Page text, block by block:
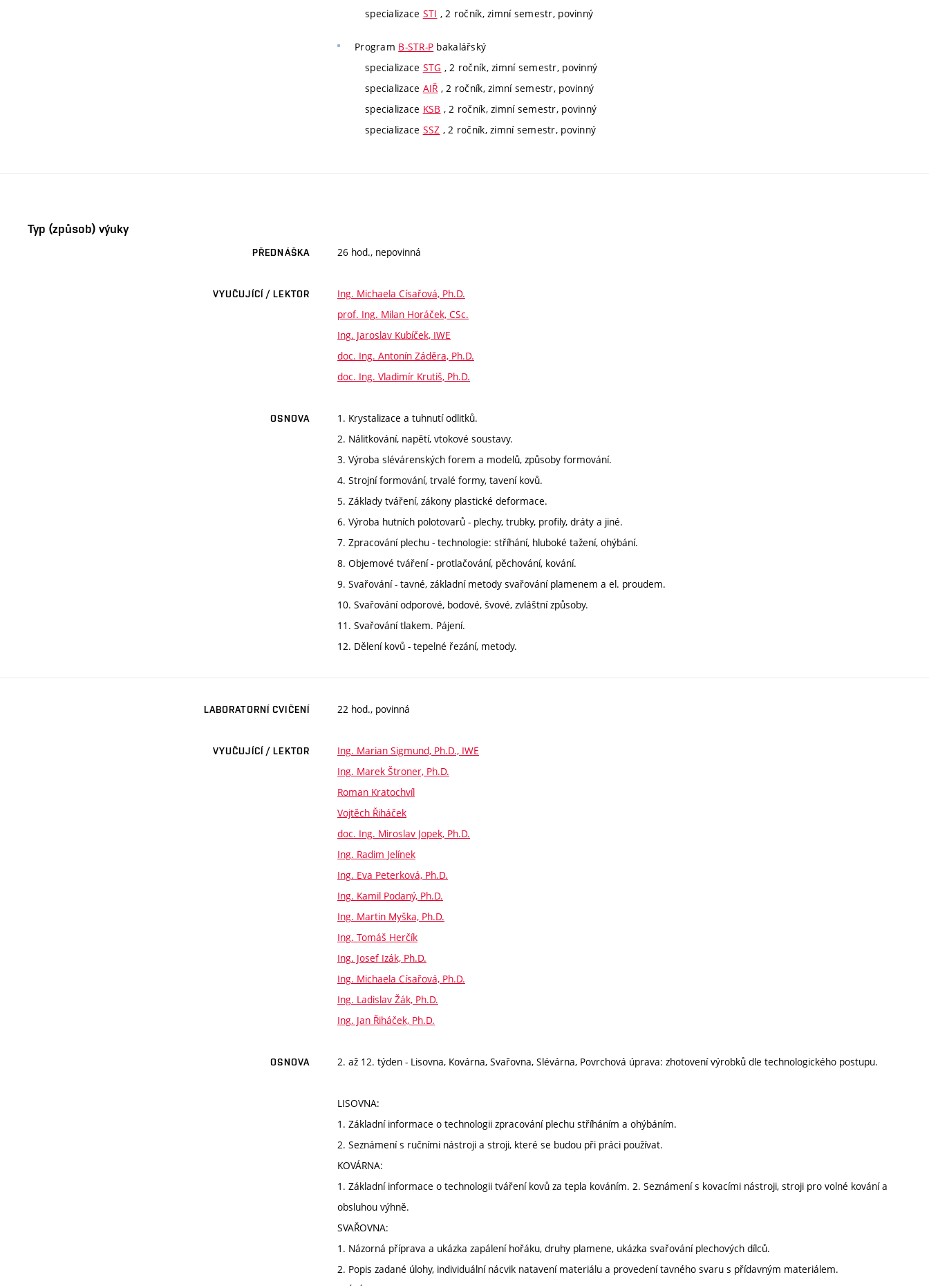
specializace STI , 2 ročník, zimní semestr, povinný
Program B-STR-P bakalářský
specializace STG , 2 ročník, zimní semestr, povinný
specializace AIŘ , 2 ročník, zimní semestr, povinný
specializace KSB , 2 ročník, zimní semestr, povinný
specializace SSZ , 2 ročník, zimní semestr, povinný
Typ (způsob) výuky
PŘEDNÁŠKA 26 hod., nepovinná
VYUČUJÍCÍ / LEKTOR
Ing. Michaela Císařová, Ph.D.
prof. Ing. Milan Horáček, CSc.
Ing. Jaroslav Kubíček, IWE
doc. Ing. Antonín Záděra, Ph.D.
doc. Ing. Vladimír Krutiš, Ph.D.
OSNOVA
1. Krystalizace a tuhnutí odlitků.
2. Nálitkování, napětí, vtokové soustavy.
3. Výroba slévárenských forem a modelů, způsoby formování.
4. Strojní formování, trvalé formy, tavení kovů.
5. Základy tváření, zákony plastické deformace.
6. Výroba hutních polotovarů - plechy, trubky, profily, dráty a jiné.
7. Zpracování plechu - technologie: stříhání, hluboké tažení, ohýbání.
8. Objemové tváření - protlačování, pěchování, kování.
9. Svařování - tavné, základní metody svařování plamenem a el. proudem.
10. Svařování odporové, bodové, švové, zvláštní způsoby.
11. Svařování tlakem. Pájení.
12. Dělení kovů - tepelné řezání, metody.
LABORATORNÍ CVIČENÍ 22 hod., povinná
VYUČUJÍCÍ / LEKTOR
Ing. Marian Sigmund, Ph.D., IWE
Ing. Marek Štroner, Ph.D.
Roman Kratochvíl
Vojtěch Řiháček
doc. Ing. Miroslav Jopek, Ph.D.
Ing. Radim Jelínek
Ing. Eva Peterková, Ph.D.
Ing. Kamil Podaný, Ph.D.
Ing. Martin Myška, Ph.D.
Ing. Tomáš Herčík
Ing. Josef Izák, Ph.D.
Ing. Michaela Císařová, Ph.D.
Ing. Ladislav Žák, Ph.D.
Ing. Jan Řiháček, Ph.D.
OSNOVA 2. až 12. týden - Lisovna, Kovárna, Svařovna, Slévárna, Povrchová úprava: zhotovení výrobků dle technologického postupu.
LISOVNA:
1. Základní informace o technologii zpracování plechu stříháním a ohýbáním.
2. Seznámení s ručními nástroji a stroji, které se budou při práci používat.
KOVÁRNA:
1. Základní informace o technologii tváření kovů za tepla kováním. 2. Seznámení s kovacími nástroji, stroji pro volné kování a
obsluhou výhně.
SVAŘOVNA:
1. Názorná příprava a ukázka zapálení hořáku, druhy plamene, ukázka svařování plechových dílců.
2. Popis zadané úlohy, individuální nácvik natavení materiálu a provedení tavného svaru s přídavným materiálem.